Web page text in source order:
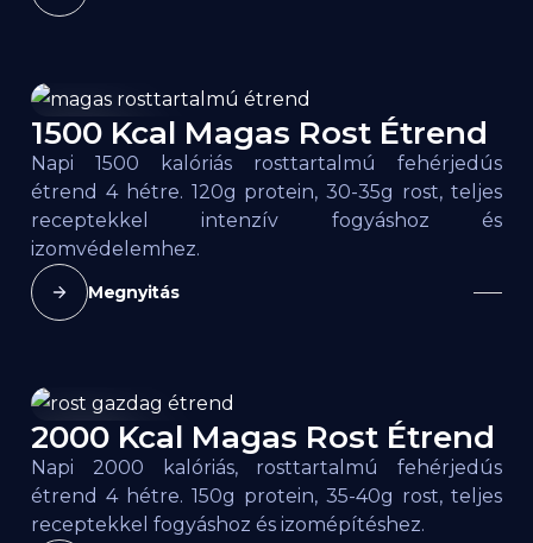
1500 kcal
1500 Kcal Magas Rost Étrend
Napi 1500 kalóriás rosttartalmú fehérjedús
étrend 4 hétre. 120g protein, 30-35g rost, teljes
receptekkel intenzív fogyáshoz és
izomvédelemhez.
Megnyitás
2000 kcal
2000 Kcal Magas Rost Étrend
Napi 2000 kalóriás, rosttartalmú fehérjedús
étrend 4 hétre. 150g protein, 35-40g rost, teljes
receptekkel fogyáshoz és izomépítéshez.